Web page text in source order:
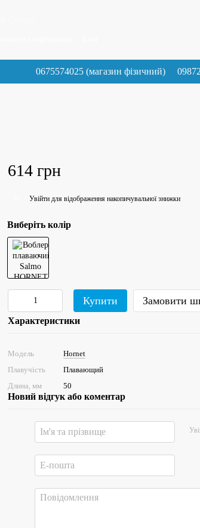
0675574025 (магазин фізичний)
614 грн
Увійти для відображення накопичувальної знижки
Виберіть колір
Купити Замовити
Характеристики
Модель
Hornet
Плавучість
Плавающий
Длина, мм
50
Новий відгук або коментар